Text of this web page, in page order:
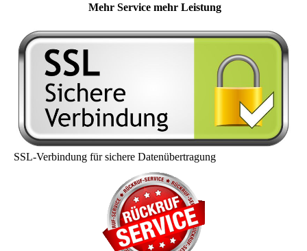
Mehr Service mehr Leistung
SSL-Verbindung für sichere Datenübertragung